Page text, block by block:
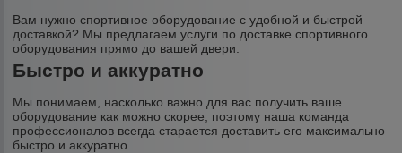
Вам нужно спортивное оборудование с удобной и быстрой
доставкой? Мы предлагаем услуги по доставке спортивного
оборудования прямо до вашей двери.
Быстро и аккуратно
Мы понимаем, насколько важно для вас получить ваше
оборудование как можно скорее, поэтому наша команда
профессионалов всегда старается доставить его максимально
быстро и аккуратно.